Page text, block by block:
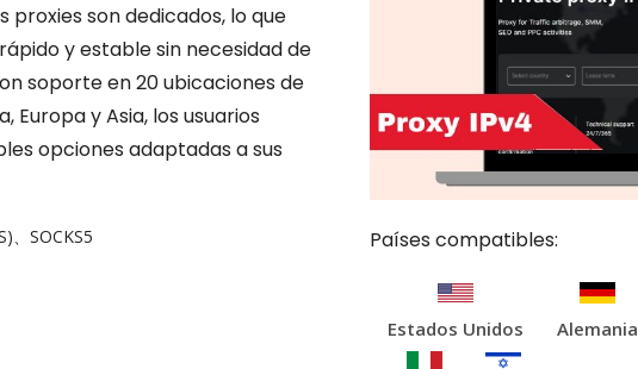
proxies son dedicados, lo que
y estable sin necesidad de
soporte en 20 ubicaciones de
Europa y Asia, los usuarios
opciones adaptadas a sus
、SOCKS5 Países compatibles:
Estados Unidos Alemania